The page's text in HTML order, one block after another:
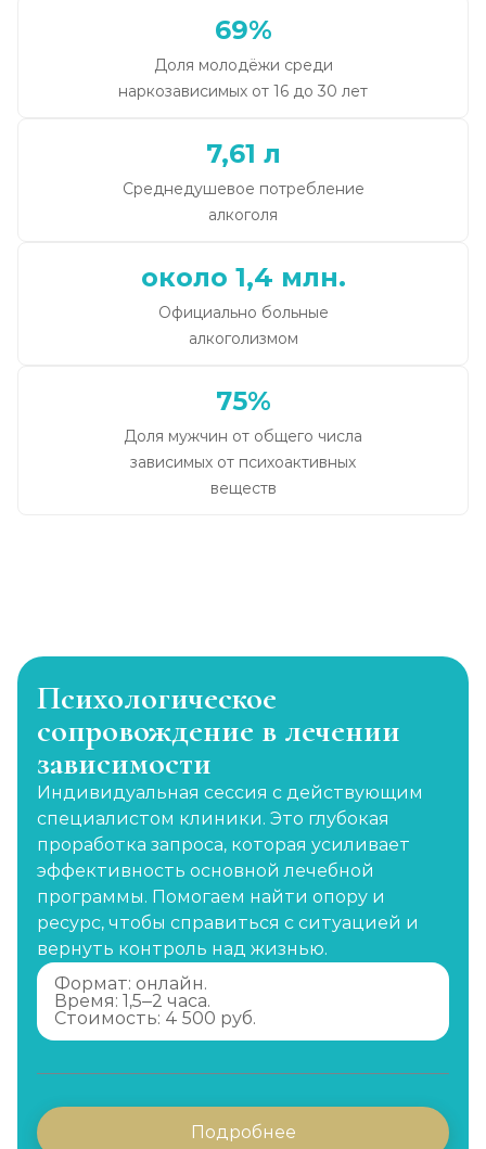
69%
Доля молодёжи среди
наркозависимых от 16 до 30 лет
7,61 л
Среднедушевое потребление
алкоголя
около 1,4 млн.
Официально больные
алкоголизмом
75%
Доля мужчин от общего числа
зависимых от психоактивных
веществ
Психологическое
сопровождение в лечении
зависимости
Индивидуальная сессия с действующим
специалистом клиники. Это глубокая
проработка запроса, которая усиливает
эффективность основной лечебной
программы. Помогаем найти опору и
ресурс, чтобы справиться с ситуацией и
вернуть контроль над жизнью.
Формат: онлайн.
Время: 1,5–2 часа.
Стоимость: 4 500 руб.
Подробнее